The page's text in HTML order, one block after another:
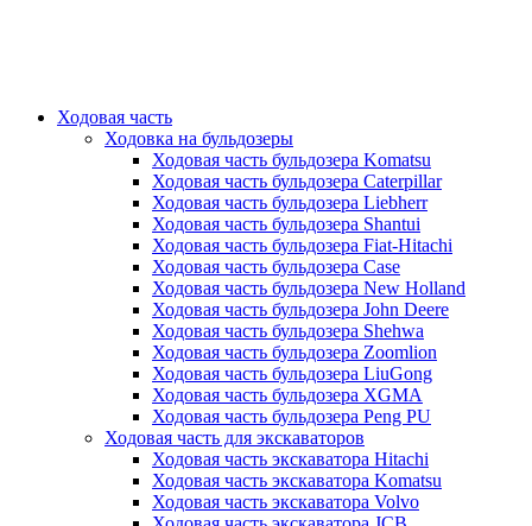
Ходовая часть
Ходовка на бульдозеры
Ходовая часть бульдозера Komatsu
Ходовая часть бульдозера Caterpillar
Ходовая часть бульдозера Liebherr
Ходовая часть бульдозера Shantui
Ходовая часть бульдозера Fiat-Hitachi
Ходовая часть бульдозера Case
Ходовая часть бульдозера New Holland
Ходовая часть бульдозера John Deere
Ходовая часть бульдозера Shehwa
Ходовая часть бульдозера Zoomlion
Ходовая часть бульдозера LiuGong
Ходовая часть бульдозера XGMA
Ходовая часть бульдозера Peng PU
Ходовая часть для экскаваторов
Ходовая часть экскаватора Hitachi
Ходовая часть экскаватора Komatsu
Ходовая часть экскаватора Volvo